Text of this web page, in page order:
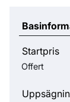
Startpris
Offert